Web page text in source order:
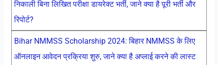
निकाली बिना लिखित परीक्षा डायरेक्ट भर्ती, जाने क्या है पूरी भर्ती और
रिपोर्ट?
Bihar NMMSS Scholarship 2024: बिहार NMMSS के लिए
ऑनलाइन आवेदन प्रक्रिया शुरु, जाने क्या है अप्लाई करने की लास्ट